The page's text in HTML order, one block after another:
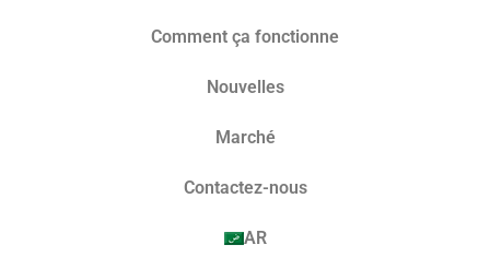
Comment ça fonctionne
Nouvelles
Marché​
Contactez-nous
AR